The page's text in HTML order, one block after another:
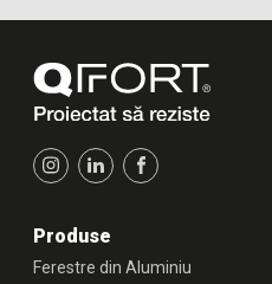
Produse
Ferestre din Aluminiu